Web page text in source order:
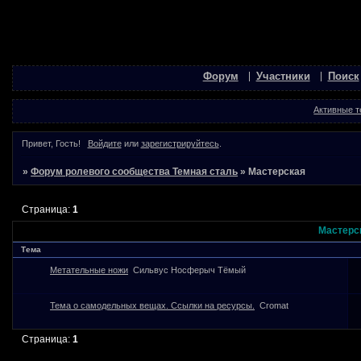
Форум Участники Поиск
Активные
Привет, Гость! Войдитеили зарегистрируйтесь.
»Форум ролевого сообщества Темная сталь »Мастерская
Страница:1
Тема
Метательные ножи Сильвус Носферыч Тёмый
Тема о самодельных вещах. Ссылки на ресурсы. Cromat
Страница:1